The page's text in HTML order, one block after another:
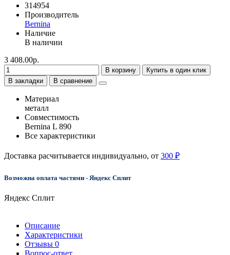
314954
Производитель
Bernina
Наличие
В наличии
3 408.00р.
В корзину
Купить в один клик
В закладки
В сравнение
Материал
металл
Совместимость
Bernina L 890
Все характеристики
Доставка расчитывается индивидуально, от 300 ₽
Возможна оплата частями - Яндекс Сплит
Яндекс Сплит
Описание
Характеристики
Отзывы 0